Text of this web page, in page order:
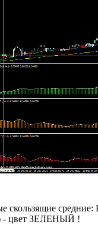
скользящие
- цвет ЗЕЛЕНЫЙ !